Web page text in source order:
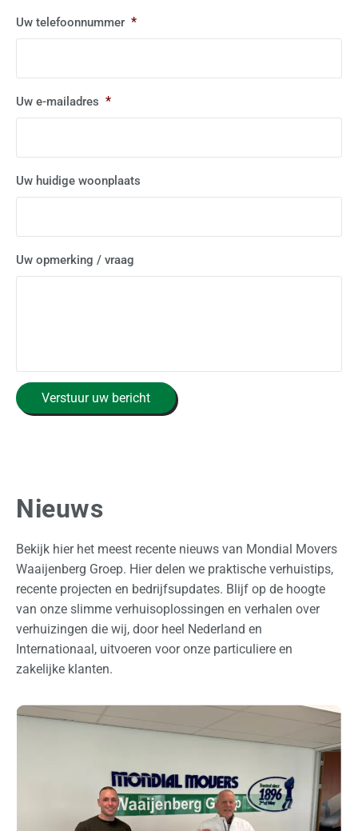
Uw telefoonnummer *
Uw e-mailadres *
Uw huidige woonplaats
Uw opmerking / vraag
C
A
Verstuur uw bericht
Nieuws
Bekijk hier het meest recente nieuws van Mondial Movers
Waaijenberg Groep. Hier delen we praktische verhuistips,
recente projecten en bedrijfsupdates. Blijf op de hoogte
van onze slimme verhuisoplossingen en verhalen over
verhuizingen die wij, door heel Nederland en
Internationaal, uitvoeren voor onze particuliere en
zakelijke klanten.